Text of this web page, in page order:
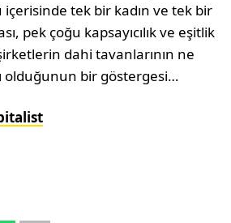
içerisinde tek bir kadın ve tek bir
pek çoğu kapsayıcılık ve eşitlik
dahi tavanlarının ne
olduğunun bir göstergesi…